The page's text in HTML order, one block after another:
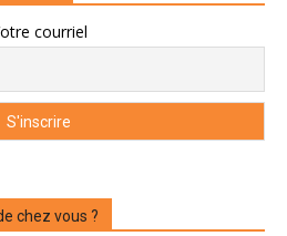
courriel
chez vous ?